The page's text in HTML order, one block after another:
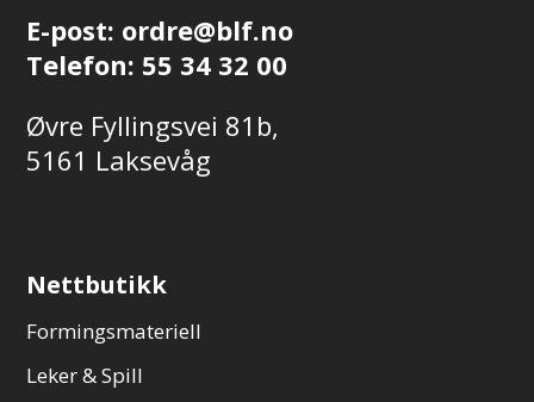
E-post: ordre@blf.no
Telefon: 55 34 32 00
Øvre Fyllingsvei 81b,
5161 Laksevåg
Nettbutikk
Formingsmateriell
Leker & Spill